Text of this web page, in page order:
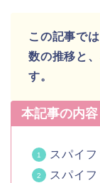
この記事で
数の推移と
す。
本記事の内容
スパイ
スパイ